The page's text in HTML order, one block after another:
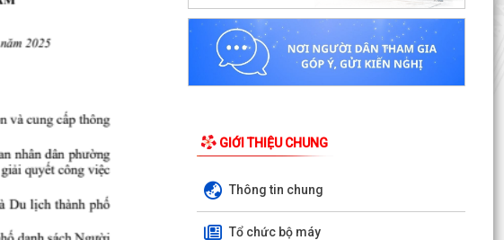
GIỚI THIỆU CHUNG
Thông tin chung
Tổ chức bộ máy